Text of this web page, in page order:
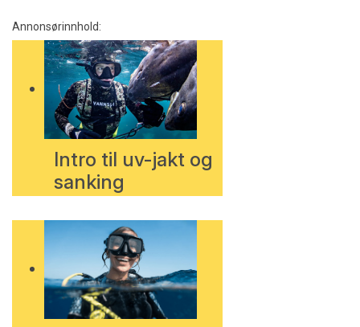
Annonsørinnhold:
Intro til uv-jakt og
sanking